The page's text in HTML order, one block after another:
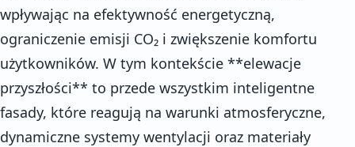
wpływając na efektywność energetyczną,
ograniczenie emisji CO₂ i zwiększenie komfortu
użytkowników. W tym kontekście **elewacje
przyszłości** to przede wszystkim inteligentne
fasady, które reagują na warunki atmosferyczne,
dynamiczne systemy wentylacji oraz materiały